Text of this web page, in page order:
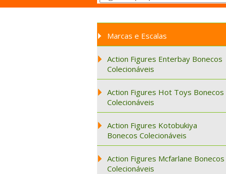
Marcas e Escalas
Action Figures Enterbay Bonecos
Colecionáveis
Action Figures Hot Toys Bonecos
Colecionáveis
Action Figures Kotobukiya
Bonecos Colecionáveis
Action Figures Mcfarlane Bonecos
Colecionáveis